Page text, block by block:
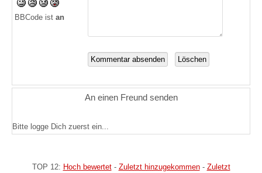
BBCode ist an
An einen Freund senden
Bitte logge Dich zuerst ein...
TOP 12: Hoch bewertet- Zuletzt hinzugekommen- Zuletzt